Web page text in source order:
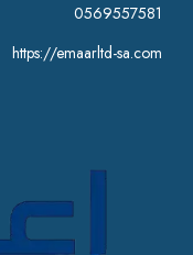
0569557581
https://emaarltd-sa.com